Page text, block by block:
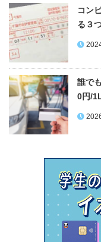
コン
る３
誰で
0円/